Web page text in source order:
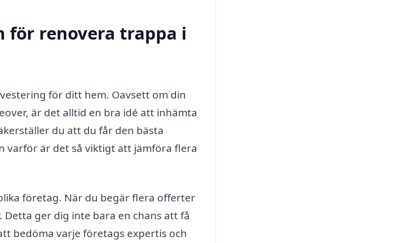
för renovera trappa i
för ditt hem. Oavsett om din
är det alltid en bra idé att inhämta
du att du får den bästa
varför är det så viktigt att jämföra flera
företag. När du begär flera offerter
ger dig inte bara en chans att få
bedöma varje företags expertis och